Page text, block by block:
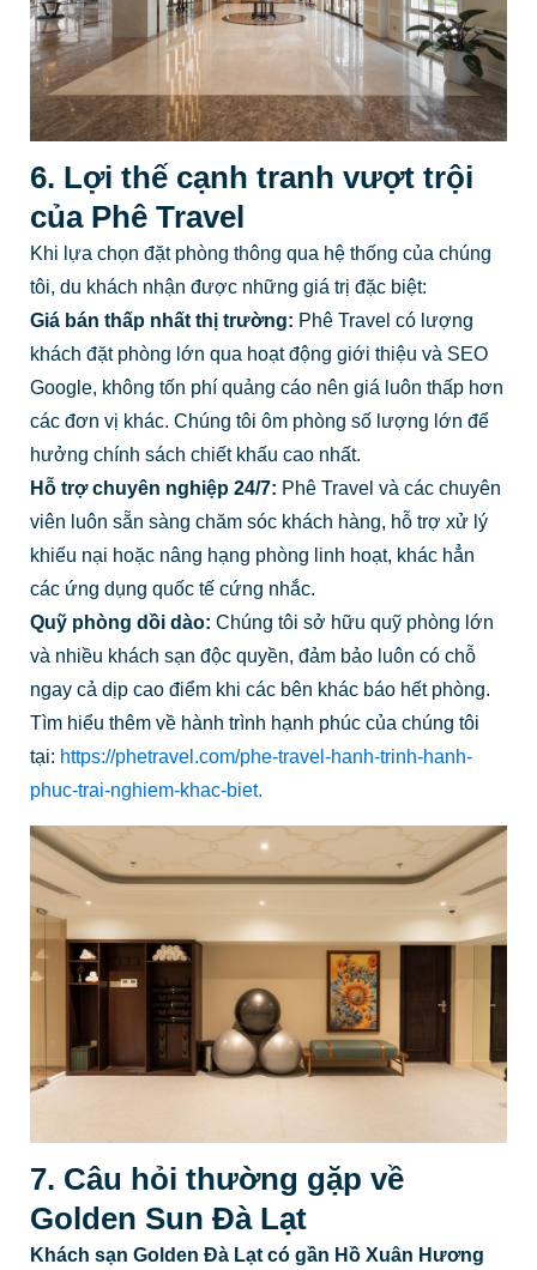
6. Lợi thế cạnh tranh vượt trội
của Phê Travel
Khi lựa chọn đặt phòng thông qua hệ thống của chúng
tôi, du khách nhận được những giá trị đặc biệt:
Giá bán thấp nhất thị trường: Phê Travel có lượng
khách đặt phòng lớn qua hoạt động giới thiệu và SEO
Google, không tốn phí quảng cáo nên giá luôn thấp hơn
các đơn vị khác. Chúng tôi ôm phòng số lượng lớn để
hưởng chính sách chiết khấu cao nhất.
Hỗ trợ chuyên nghiệp 24/7: Phê Travel và các chuyên
viên luôn sẵn sàng chăm sóc khách hàng, hỗ trợ xử lý
khiếu nại hoặc nâng hạng phòng linh hoạt, khác hẳn
các ứng dụng quốc tế cứng nhắc.
Quỹ phòng dồi dào: Chúng tôi sở hữu quỹ phòng lớn
và nhiều khách sạn độc quyền, đảm bảo luôn có chỗ
ngay cả dịp cao điểm khi các bên khác báo hết phòng.
Tìm hiểu thêm về hành trình hạnh phúc của chúng tôi
tại: https://phetravel.com/phe-travel-hanh-trinh-hanh-
phuc-trai-nghiem-khac-biet.
7. Câu hỏi thường gặp về
Golden Sun Đà Lạt
Khách sạn Golden Đà Lạt có gần Hồ Xuân Hương